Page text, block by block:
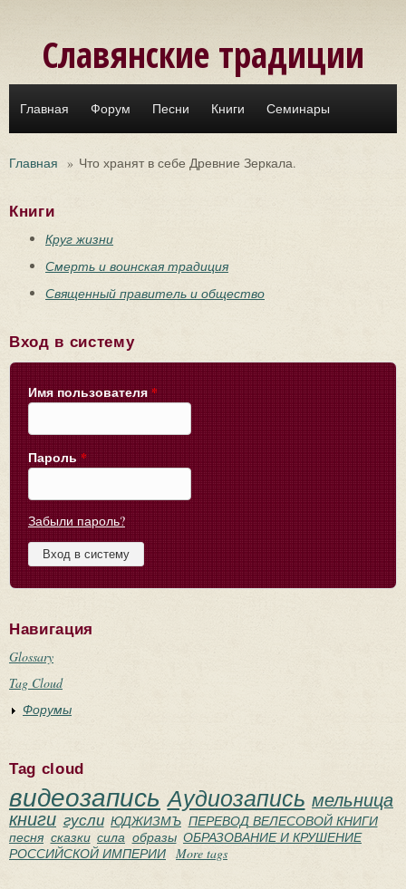
Славянские традиции
Главная Форум Песни Книги Семинары
Главная » Что хранят в себе Древние Зеркала.
Книги
Круг жизни
Смерть и воинская традиция
Священный правитель и общество
Вход в систему
Имя пользователя *
Пароль *
Забыли пароль?
Навигация
Glossary
Tag Cloud
Форумы
Tag cloud
видеозапись Аудиозапись мельница
книги гусли ЮДЖИЗМЪ ПЕРЕВОД ВЕЛЕСОВОЙ КНИГИ
песня сказки сила образы ОБРАЗОВАНИЕ И КРУШЕНИЕ
РОССИЙСКОЙ ИМПЕРИИ More tags